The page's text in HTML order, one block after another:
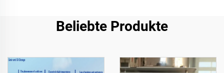
Beliebte Produkte